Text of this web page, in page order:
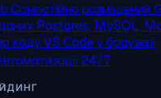
Самостійно розміщений
Postgres, MySQL,
кодуVS Code у браузері
24/7